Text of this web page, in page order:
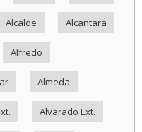
Alcalde Alcantara
Alfredo
Almeda
Alvarado Ext.